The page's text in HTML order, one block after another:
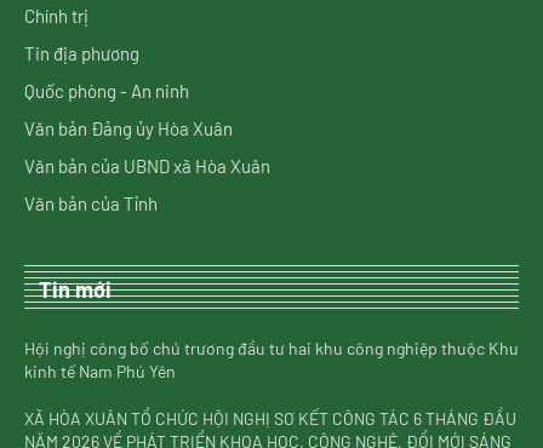
Chính trị
Tin địa phương
Quốc phòng - An ninh
Văn bản Đảng ủy Hòa Xuân
Văn bản của UBND xã Hòa Xuân
Văn bản của Tỉnh
Tin mới
Hội nghị công bố chủ trương đầu tư hai khu công nghiệp thuộc Khu
kinh tế Nam Phú Yên
XÃ HÒA XUÂN TỔ CHỨC HỘI NGHỊ SƠ KẾT CÔNG TÁC 6 THÁNG ĐẦU
NĂM 2026 VỀ PHÁT TRIỂN KHOA HỌC, CÔNG NGHỆ, ĐỔI MỚI SÁNG